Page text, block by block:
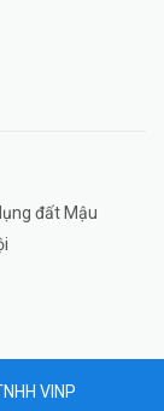
đất Mậu
VINP